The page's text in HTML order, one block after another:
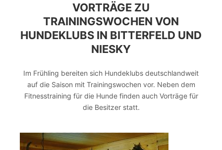
VORTRÄGE ZU
TRAININGSWOCHEN VON
HUNDEKLUBS IN BITTERFELD UND
NIESKY
Im Frühling bereiten sich Hundeklubs deutschlandweit
auf die Saison mit Trainingswochen vor. Neben dem
Fitnesstraining für die Hunde finden auch Vorträge für
die Besitzer statt.